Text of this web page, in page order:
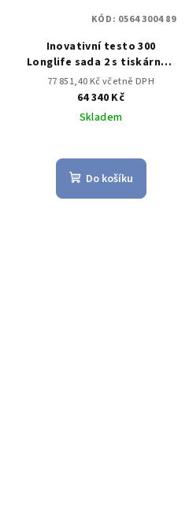
Inovativní testo 300
Longlife sada 2 s tiskárnou
O2, CO s kompenzací H2 až
do 30,000 ppm, NO –
možnost)
77 851,40 Kč včetně DPH
64 340 Kč
Skladem
Do košíku
KÓD: 0564 3004 89